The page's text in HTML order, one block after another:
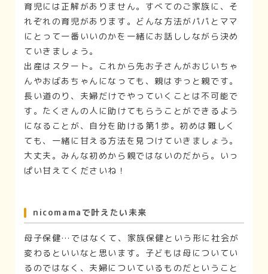
育児には正解がありません。すべてのご家族に、そ
れぞれの育児があります。どんな方法がパパとママ
にとって一番いいのかを一緒にお話ししながら決め
ていきましょう。
出産はスタート。これから先お子さんがおじいちゃ
んやおばあちゃんになっても、親はずっと親です。
長い道のり、夫婦だけでやっていくことは不可能で
す。たくさんの人に助けてもらうことができるよう
になることが、自分を助ける第1歩。初めは難しく
ても、一緒に甘える方法を見つけていきましょう。
大丈夫。みんな初めから親ではないのだから。いっ
ぱい甘えてくださいね！
nicomamaで叶えたい未来
母子保健…ではなくて、家族保健という形に社会が
変わるといいなと思います。子どもは母についてい
るのではなく、夫婦についているものだということ